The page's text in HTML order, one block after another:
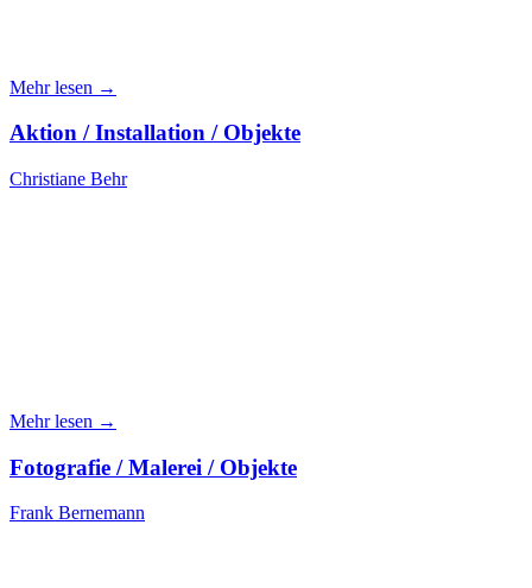
Mehr lesen →
Aktion / Installation / Objekte
Christiane Behr
Mehr lesen →
Fotografie / Malerei / Objekte
Frank Bernemann